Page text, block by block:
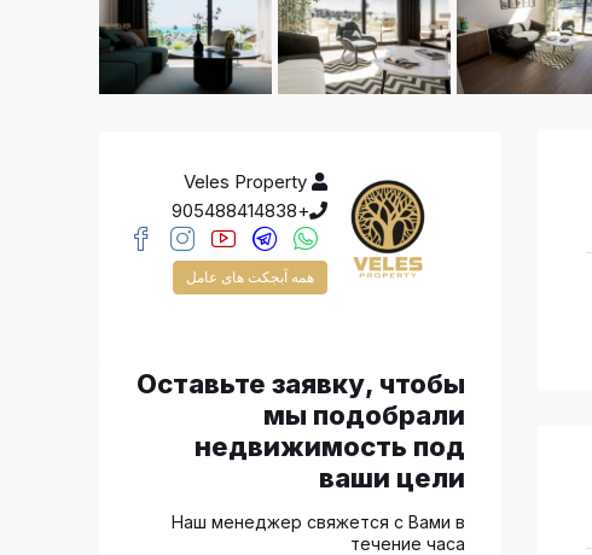
+905488414838
همه آبجکت های عامل
Оставьте заявку, чтобы
мы подобрали
недвижимость под
ваши цели
Наш менеджер свяжется с Вами в
течение часа